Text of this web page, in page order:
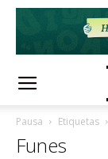
Pausa Etiquetas
Funes